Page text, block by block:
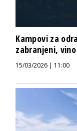
Kampovi za
zabranjeni,
15/03/2026 | 11:00